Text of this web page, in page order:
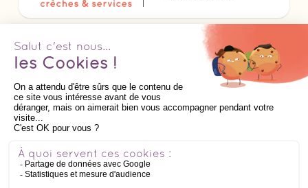
Télécharger nos applications dédiées